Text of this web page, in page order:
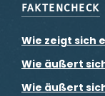
FAKTENCHECK
Wie zeigt sich
Wie äußert
Wie äußert